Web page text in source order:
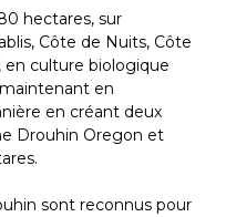
hectares, sur
Côte de Nuits, Côte
en culture biologique
en
en créant deux
Drouhin Oregon et
sont reconnus pour